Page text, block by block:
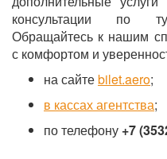
консультации по
Обращайтесь к нашим
с комфортом и
на сайтеbilet.aero;
в кассах агентства;
по телефону +7